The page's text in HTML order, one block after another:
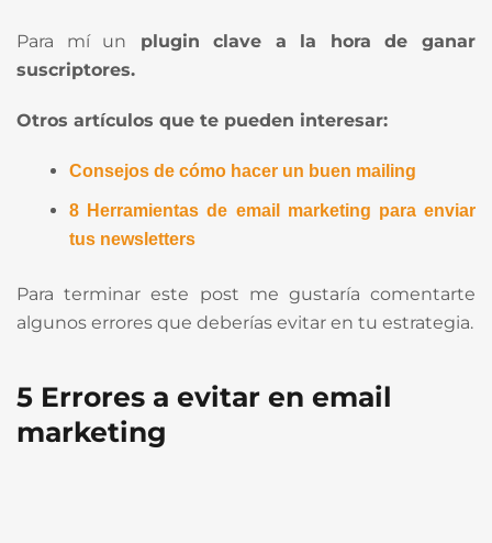
Para mí un plugin clave a la hora de ganar
suscriptores.
Otros artículos que te pueden interesar:
Consejos de cómo hacer un buen mailing
8 Herramientas de email marketing para enviar
tus newsletters
Para terminar este post me gustaría comentarte
algunos errores que deberías evitar en tu estrategia.
5 Errores a evitar en email
marketing